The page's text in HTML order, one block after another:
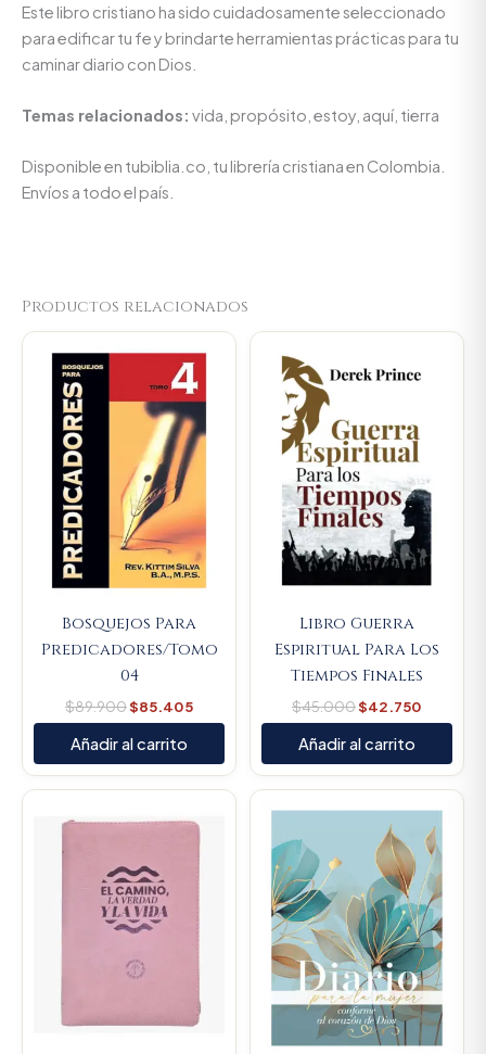
Este libro cristiano ha sido cuidadosamente seleccionado
para edificar tu fe y brindarte herramientas prácticas para tu
caminar diario con Dios.
Temas relacionados: vida, propósito, estoy, aquí, tierra
Disponible en tubiblia.co, tu librería cristiana en Colombia.
Envíos a todo el país.
Productos relacionados
Bosquejos Para
Predicadores/Tomo
04
$89.900
price
$89.900.
$85.405
Current
price
is:
$85.405.
Añadir al carrito
Libro Guerra
Espiritual Para Los
Tiempos Finales
$45.000
was:
$42.750
Current
Añadir al carrito
price
Current
is:
price
was:
$66.000.
Current
price
is: